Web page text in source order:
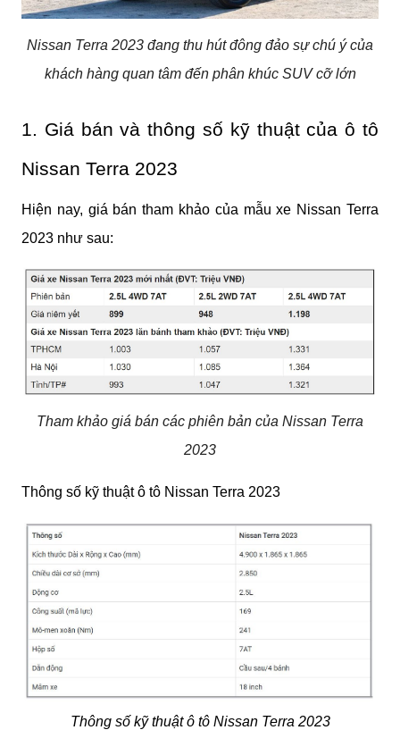
Nissan Terra 2023 đang thu hút đông đảo sự chú ý của
khách hàng quan tâm đến phân khúc SUV cỡ lớn
1. Giá bán và thông số kỹ thuật của ô tô
Nissan Terra 2023
Hiện nay, giá bán tham khảo của mẫu xe Nissan Terra
2023 như sau:
Tham khảo giá bán các phiên bản của Nissan Terra
2023
Thông số kỹ thuật ô tô Nissan Terra 2023
Thông số kỹ thuật ô tô Nissan Terra 2023